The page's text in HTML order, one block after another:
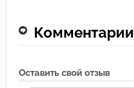
Комментарии
Оставить свой отзыв